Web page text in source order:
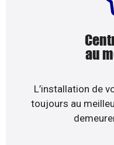
au
L’installation de
toujours au